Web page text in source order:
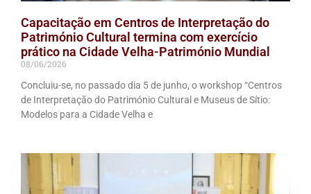
Capacitação em Centros de Interpretação do
Património Cultural termina com exercício
prático na Cidade Velha-Património Mundial
08/06/2026
Concluiu-se, no passado dia 5 de junho, o workshop “Centros
de Interpretação do Património Cultural e Museus de Sítio:
Modelos para a Cidade Velha e